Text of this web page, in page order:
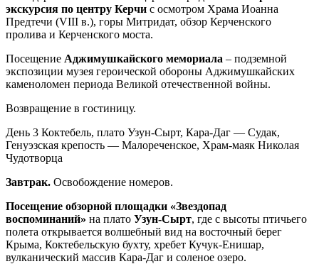
экскурсия по центру Керчи с осмотром Храма Иоанна
Предтечи (VIII в.), горы Митридат, обзор Керченского
пролива и Керченского моста.
Посещение Аджимушкайского мемориала – подземной
экспозиции музея героической обороны Аджимушкайских
каменоломен периода Великой отечественной войны.
Возвращение в гостиницу.
День 3 Коктебель, плато Узун-Сырт, Кара-Даг — Судак,
Генуэзская крепость — Малореченское, Храм-маяк Николая
Чудотворца
Завтрак. Освобождение номеров.
Посещение обзорной площадки «Звездопад
воспоминаний» на плато Узун-Сырт, где с высоты птичьего
полета открывается волшебный вид на восточный берег
Крыма, Коктебельскую бухту, хребет Кучук-Енишар,
вулканический массив Кара-Даг и соленое озеро.